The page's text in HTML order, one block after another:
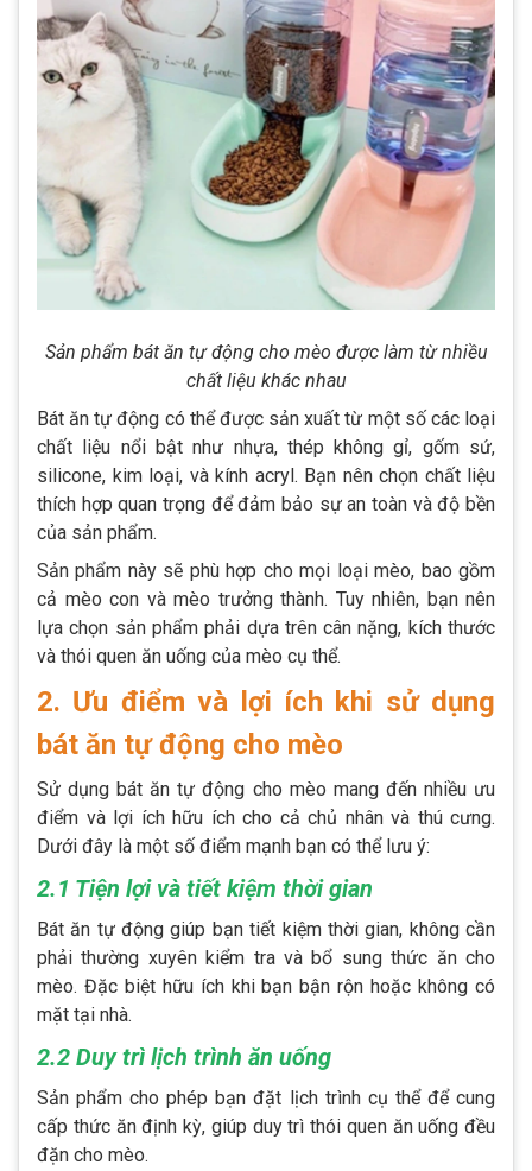
Sản phẩm bát ăn tự động cho mèo được làm từ nhiều
chất liệu khác nhau
Bát ăn tự động có thể được sản xuất từ một số các loại
chất liệu nổi bật như nhựa, thép không gỉ, gốm sứ,
silicone, kim loại, và kính acryl. Bạn nên chọn chất liệu
thích hợp quan trọng để đảm bảo sự an toàn và độ bền
của sản phẩm.
Sản phẩm này sẽ phù hợp cho mọi loại mèo, bao gồm
cả mèo con và mèo trưởng thành. Tuy nhiên, bạn nên
lựa chọn sản phẩm phải dựa trên cân nặng, kích thước
và thói quen ăn uống của mèo cụ thể.
2. Ưu điểm và lợi ích khi sử dụng
bát ăn tự động cho mèo
Sử dụng bát ăn tự động cho mèo mang đến nhiều ưu
điểm và lợi ích hữu ích cho cả chủ nhân và thú cưng.
Dưới đây là một số điểm mạnh bạn có thể lưu ý:
2.1 Tiện lợi và tiết kiệm thời gian
Bát ăn tự động giúp bạn tiết kiệm thời gian, không cần
phải thường xuyên kiểm tra và bổ sung thức ăn cho
mèo. Đặc biệt hữu ích khi bạn bận rộn hoặc không có
mặt tại nhà.
2.2 Duy trì lịch trình ăn uống
Sản phẩm cho phép bạn đặt lịch trình cụ thể để cung
cấp thức ăn định kỳ, giúp duy trì thói quen ăn uống đều
đặn cho mèo.